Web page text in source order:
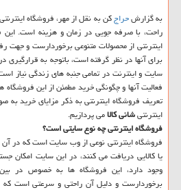
به گزارشحراجکن به نقل از مهر، فروشگاه
راحت، با صرفه جویی در زمان و هزینه است. این
اینترنتی از محصولات متنوعی برخوردارست و جهت
برای آنها در نظر گرفته است، باتوجه به قرارگیری
سایت و اینترنت در تمامی جنبه های زندگی نیاز
فعالیت آنها و چگونگی خرید مطمئن از این فروشگاه
تعریف فروشگاه اینترنتی به ذکر مزایای خرید
اینترنتیشانی کالامی پردازیم.
فروشگاه اینترنتی چه نوع سایتی است؟
فروشگاه اینترنتی نوعی از وب سایت است که در آن
یا کالایی دریافت می کنند، در این سایت امکان
وجود دارد، این فروشگاه ها به خصوص در
برخوردارست و دلیل آن راحتی و سرعتی است